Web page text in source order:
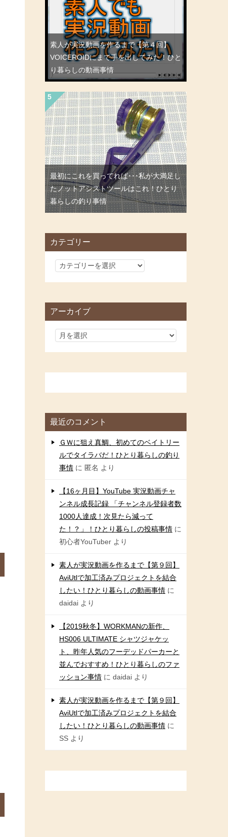
素人が実況動画を作るまで【第４回】
VOICEROIDにまで手を出してみた！ひと
り暮らしの動画事情
最初にこれを買ってれば･･･私が大満足し
たノットアシストツールはこれ！ひとり
暮らしの釣り事情
カテゴリー
カ
リ
アーカイブ
最近のコメント
ＧＷに狙え真鯛、初めてのベイトリー
ルでタイラバだ！ひとり暮らしの釣り
事情 に 匿名 より
【16ヶ月目】YouTube 実況動画チャ
ンネル成長記録 「チャンネル登録者数
1000人達成！次見たら減って
た！？」！ひとり暮らしの投稿事情 に
初心者YouTuber より
素人が実況動画を作るまで【第９回】
AviUtlで加工済みプロジェクトを結合
したい！ひとり暮らしの動画事情 に
daidai より
【2019秋冬】WORKMANの新作、
HS006 ULTIMATE シャツジャケッ
ト、昨年人気のフーデッドパーカーと
並んでおすすめ！ひとり暮らしのファ
ッション事情 に daidai より
素人が実況動画を作るまで【第９回】
AviUtlで加工済みプロジェクトを結合
したい！ひとり暮らしの動画事情 に
SS より